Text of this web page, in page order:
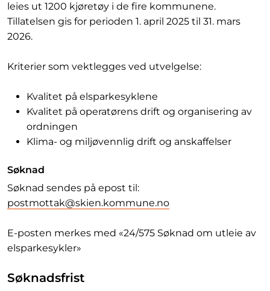
leies ut 1200 kjøretøy i de fire kommunene.
Tillatelsen gis for perioden 1. april 2025 til 31. mars
2026.
Kriterier som vektlegges ved utvelgelse:
Kvalitet på elsparkesyklene
Kvalitet på operatørens drift og organisering av
ordningen
Klima- og miljøvennlig drift og anskaffelser
Søknad
Søknad sendes på epost til:
postmottak@skien.kommune.no
E-posten merkes med «24/575 Søknad om utleie av
elsparkesykler»
Søknadsfrist